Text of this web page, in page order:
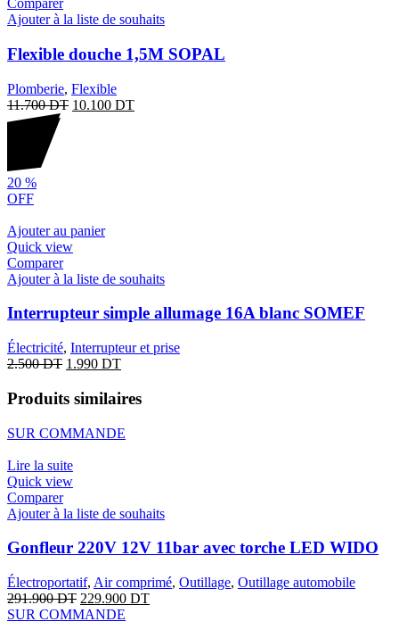
Comparer
Ajouter à la liste de souhaits
Flexible douche 1,5M SOPAL
Plomberie, Flexible
11.700DT 10.100 DT
20 %
OFF
Ajouter au panier
Quick view
Comparer
Ajouter à la liste de souhaits
Interrupteur simple allumage 16A blanc SOMEF
Électricité, Interrupteur et prise
2.500DT 1.990 DT
Produits similaires
SUR COMMANDE
Lire la suite
Quick view
Comparer
Ajouter à la liste de souhaits
Gonfleur 220V 12V 11bar avec torche LED WIDO
Électroportatif, Air comprimé, Outillage, Outillage automobile
291.900DT 229.900 DT
SUR COMMANDE